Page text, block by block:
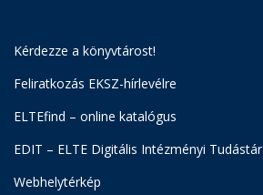
Kérdezze a könyvtárost!
Feliratkozás EKSZ-hírlevélre
ELTEfind – online katalógus
EDIT – ELTE Digitális Intézményi Tudástár
Webhelytérkép